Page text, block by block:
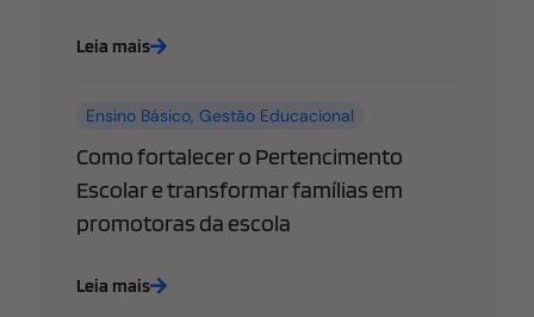
Leia mais
Ensino Básico,Gestão Educacional
Como fortalecer o Pertencimento
Escolar e transformar famílias em
promotoras da escola
Leia mais